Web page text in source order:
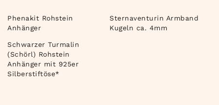
Phenakit Rohstein
Anhänger
Sternaventurin Armband
Kugeln ca. 4mm
Schwarzer Turmalin
(Schörl) Rohstein
Anhänger mit 925er
Silberstiftöse*